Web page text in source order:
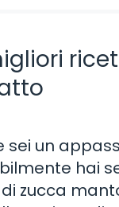
sei un
hai
zucca